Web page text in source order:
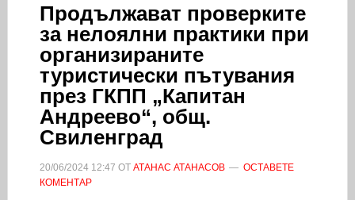
Продължават проверките
за нелоялни практики при
организираните
туристически пътувания
през ГКПП „Капитан
Андреево“, общ.
Свиленград
20/06/2024 12:47 ОТ АТАНАС АТАНАСОВ
ОСТАВЕТЕ
КОМЕНТАР